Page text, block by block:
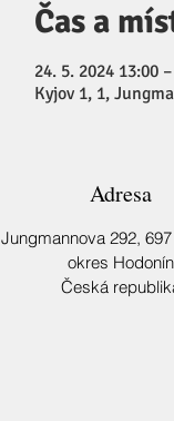
Čas a
24. 5. 2024 13:00
Kyjov 1, 1,
Adresa
Jungmannova 292,
okres Hodonín
Česká